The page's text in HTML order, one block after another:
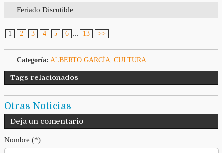
Feriado Discutible
1 2 3 4 5 6 ... 13 >>
Categoría: ALBERTO GARCÍA, CULTURA
Tags relacionados
Otras Noticias
Deja un comentario
Nombre (*)